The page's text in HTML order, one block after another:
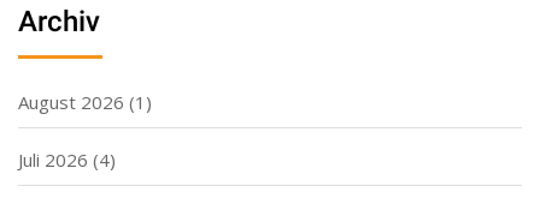
Archiv
August 2026 (1)
Juli 2026 (4)